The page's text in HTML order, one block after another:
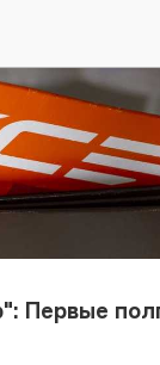
Первые